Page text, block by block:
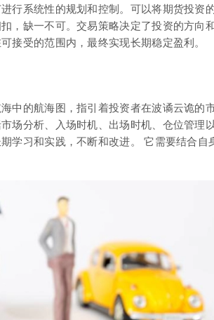
行系统性的规划和控制。可以将期货投资
，缺一不可。交易策略决定了投资的方向
接受的范围内，最终实现长期稳定盈利。
中的航海图，指引着投资者在波谲云诡的
场分析、入场时机、出场时机、仓位管理
学习和实践，不断和改进。 它需要结合自